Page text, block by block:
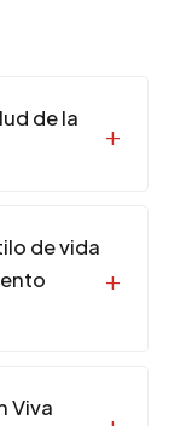
de la
de vida
Viva